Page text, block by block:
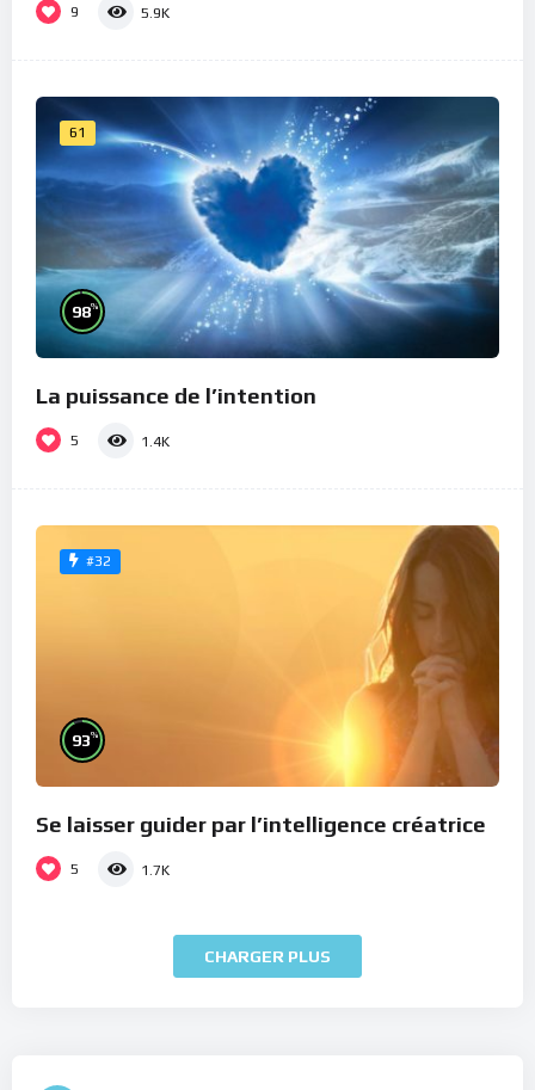
9 5.9K
61
98%
La puissance de l’intention
5 1.4K
#32
93%
Se laisser guider par l’intelligence créatrice
5 1.7K
CHARGER PLUS